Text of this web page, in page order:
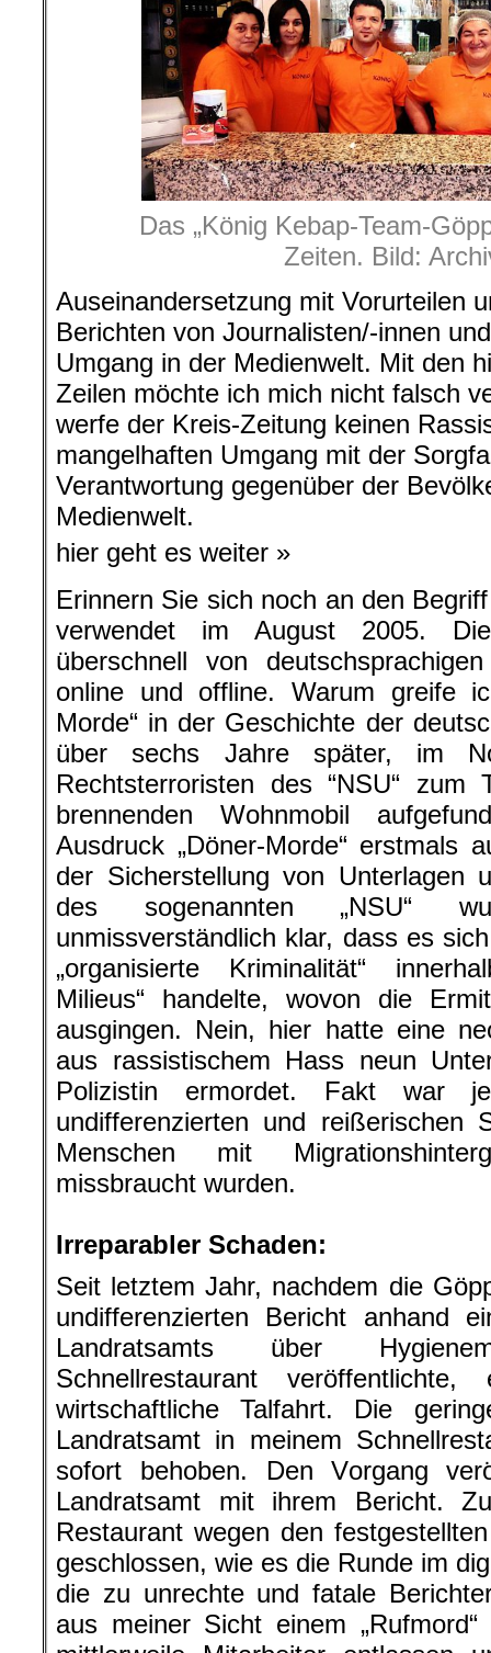
Das „König Kebap-Team-
Zeiten. Bild:
Auseinandersetzung mit Vorurteilen
Berichten von Journalisten/-innen
Umgang in der Medienwelt. Mit den
Zeilen möchte ich mich nicht falsch
werfe der Kreis-Zeitung keinen
mangelhaften Umgang mit der
Verantwortung gegenüber der
Medienwelt.
hier geht es weiter »
Erinnern Sie sich noch an den
verwendet im August 2005.
überschnell von
online und offline. Warum greife
Morde“ in der Geschichte der
über sechs Jahre später, im
Rechtsterroristen des “NSU“ zum
brennenden Wohnmobil
Ausdruck „Döner-Morde“ erstmals
der Sicherstellung von Unterlagen
des sogenannten „NSU“
unmissverständlich klar, dass es
„organisierte Kriminalität“
Milieus“ handelte, wovon die
ausgingen. Nein, hier hatte eine
aus rassistischem Hass neun
Polizistin ermordet. Fakt war
undifferenzierten und reißerischen
Menschen mit
missbraucht wurden.
Irreparabler Schaden:
Seit letztem Jahr, nachdem die
undifferenzierten Bericht anhand
Landratsamts über
Schnellrestaurant
wirtschaftliche Talfahrt. Die
Landratsamt in meinem
sofort behoben. Den Vorgang
Landratsamt mit ihrem Bericht.
Restaurant wegen den
geschlossen, wie es die Runde im
die zu unrechte und fatale
aus meiner Sicht einem